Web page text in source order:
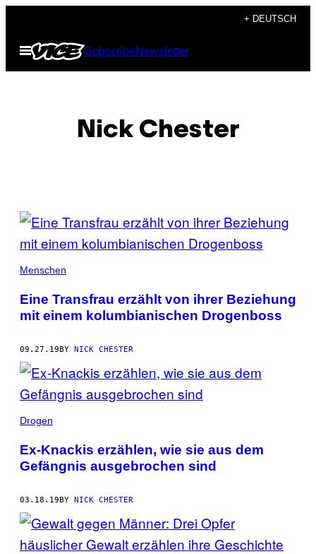
content
+ DEUTSCH
Open
Menu
SubscribeNewsletter
Nick Chester
POSTS
BY
THIS
AUTHOR
Menschen
Eine Transfrau erzählt von ihrer Beziehung
mit einem kolumbianischen Drogenboss
09.27.19BY NICK CHESTER
Drogen
Ex-Knackis erzählen, wie sie aus dem
Gefängnis ausgebrochen sind
03.18.19BY NICK CHESTER